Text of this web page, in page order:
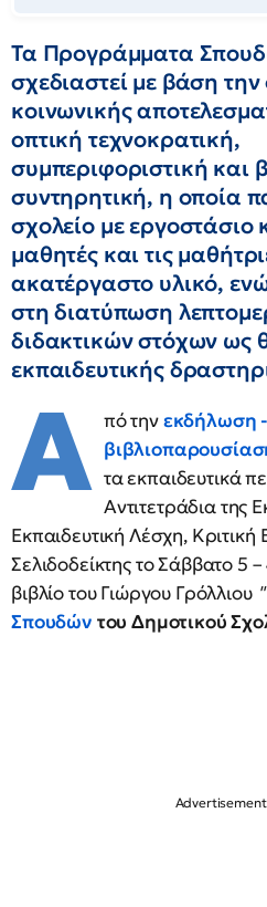
Τα Προγράμματα
σχεδιαστεί με βάση την
κοινωνικής
οπτική τεχνοκρατική,
συμπεριφοριστική και
συντηρητική, η οποία
σχολείο με εργοστάσιο
μαθητές και τις
ακατέργαστο υλικό,
στη διατύπωση
διδακτικών στόχων ως
εκπαιδευτικής
Α πό τηνεκδήλωση -
τα εκπαιδευτικά
Αντιτετράδια της
Εκπαιδευτική Λέσχη, Κριτική
Σελιδοδείκτης το Σάββατο 5
βιβλίο του Γιώργου Γρόλλιου
Σπουδών του Δημοτικού